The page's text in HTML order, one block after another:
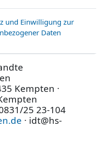
und Einwilligung zur
Daten
Kempten ·
25 23-104
· idt@hs-